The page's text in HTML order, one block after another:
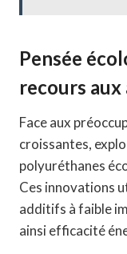
Pensée
recours
Face aux
croissantes,
polyuréthanes
Ces innovations
additifs à faible
ainsi efficacité